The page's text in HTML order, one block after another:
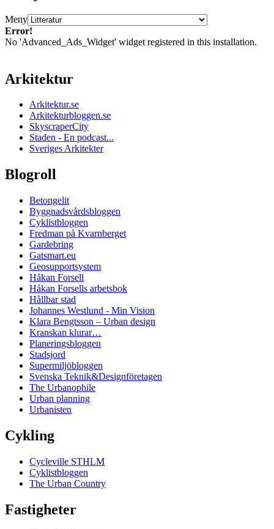
Meny
Error!
No 'Advanced_Ads_Widget' widget registered in this installation.
Arkitektur
Arkitektur.se
Arkitekturbloggen.se
SkyscraperCity
Staden - En podcast...
Sveriges Arkitekter
Blogroll
Betongelit
Byggnadsvårdsbloggen
Cyklistbloggen
Fredman på Kvarnberget
Gardebring
Gatsmart.eu
Geosupportsystem
Håkan Forsell
Håkan Forsells arbetsbok
Hållbar stad
Johannes Westlund - Min Vision
Klara Bengtsson – Urban design
Kranskan klurar…
Planeringsbloggen
Stadsjord
Supermiljöbloggen
Svenska Teknik&Designföretagen
The Urbanophile
Urban planning
Urbanisten
Cykling
Cycleville STHLM
Cyklistbloggen
The Urban Country
Fastigheter